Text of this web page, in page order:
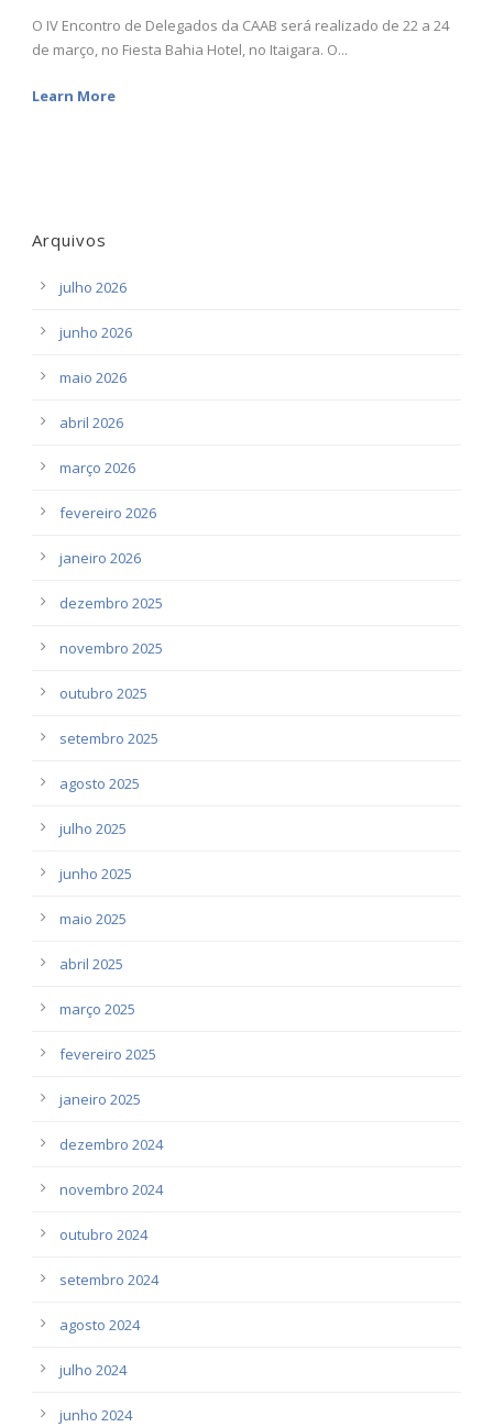
O IV Encontro de Delegados da CAAB será realizado de 22 a 24
de março, no Fiesta Bahia Hotel, no Itaigara. O...
Learn More
Arquivos
julho 2026
junho 2026
maio 2026
abril 2026
março 2026
fevereiro 2026
janeiro 2026
dezembro 2025
novembro 2025
outubro 2025
setembro 2025
agosto 2025
julho 2025
junho 2025
maio 2025
abril 2025
março 2025
fevereiro 2025
janeiro 2025
dezembro 2024
novembro 2024
outubro 2024
setembro 2024
agosto 2024
julho 2024
junho 2024